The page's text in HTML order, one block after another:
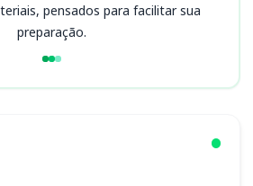
pensados para facilitar sua
preparação.